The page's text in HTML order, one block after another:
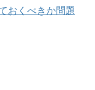
おくべきか問題